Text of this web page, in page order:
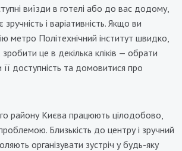
виїзди в готелі або до вас додому,
і варіативність. Якщо ви
метро Політехнічний інститут швидко,
це в декілька кліків — обрати
її доступність та домовитися про
району Києва працюють цілодобово,
Близькість до центру і зручний
організувати зустріч у будь-яку